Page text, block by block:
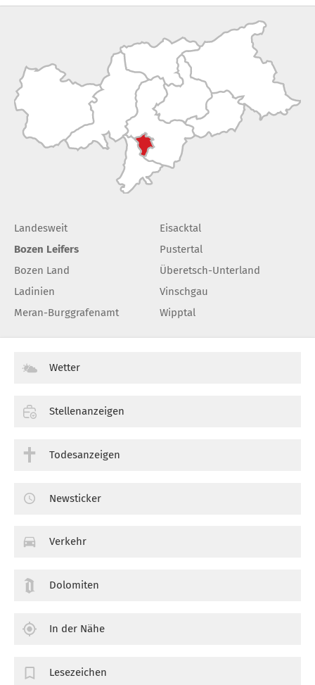
Landesweit
Bozen Leifers
Bozen Land
Ladinien
Meran-Burggrafenamt
Eisacktal
Pustertal
Überetsch-Unterland
Vinschgau
Wipptal
Wetter
Stellenanzeigen
Todesanzeigen
Newsticker
Verkehr
Dolomiten
In der Nähe
Lesezeichen